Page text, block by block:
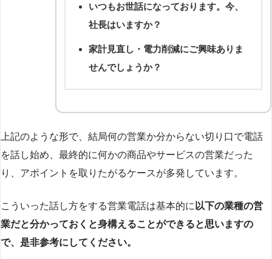
いつもお世話になっております。今、
社長はいますか？
家計見直し・電力削減にご興味ありま
せんでしょうか？
上記のような形で、結局何の営業か分からない切り口で電話
を話し始め、最終的に何かの商品やサービスの営業だった
り、アポイントを取りたがるケースが多発しています。
こういった話し方をする営業電話は基本的に 以下の業種の営
業だと分かっておくと身構えることができると思いますの
で、是非参考にしてください。